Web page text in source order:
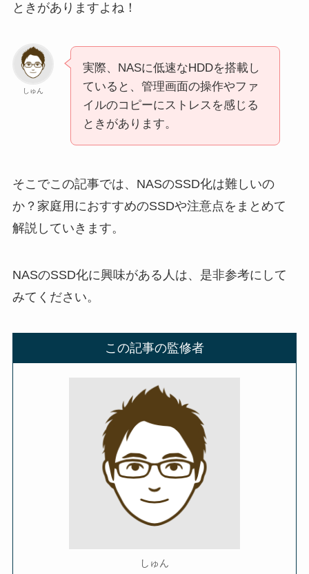
ときがありますよね！
しゅん
実際、NASに低速なHDDを搭載し
ていると、管理画面の操作やファ
イルのコピーにストレスを感じる
ときがあります。
そこでこの記事では、NASのSSD化は難しいの
か？家庭用におすすめのSSDや注意点をまとめて
解説していきます。
NASのSSD化に興味がある人は、是非参考にして
みてください。
この記事の監修者
しゅん